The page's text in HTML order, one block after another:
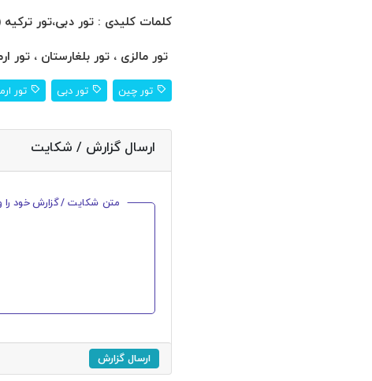
کلمات کلیدی : تور دبی،تور
تور مالزی ، تور بلغارستان ، تور
تور چین تور دبی تور
ارسال گزارش / شکایت
متن شکایت / گزارش خود را
ارسال گزارش